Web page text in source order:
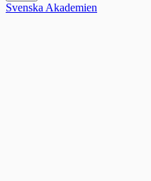
Svenska Akademien